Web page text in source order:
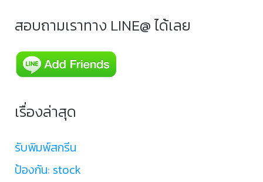
สอบถามเราทาง LINE@ ได้เลย
เรื่องล่าสุด
รับพิมพ์สกรีน
ป้องกัน: stock